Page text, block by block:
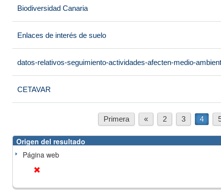
Biodiversidad Canaria
Enlaces de interés de suelo
datos-relativos-seguimiento-actividades-afecten-medio-
CETAVAR
Primera « 2 3 4
Origen del resultado
Página web